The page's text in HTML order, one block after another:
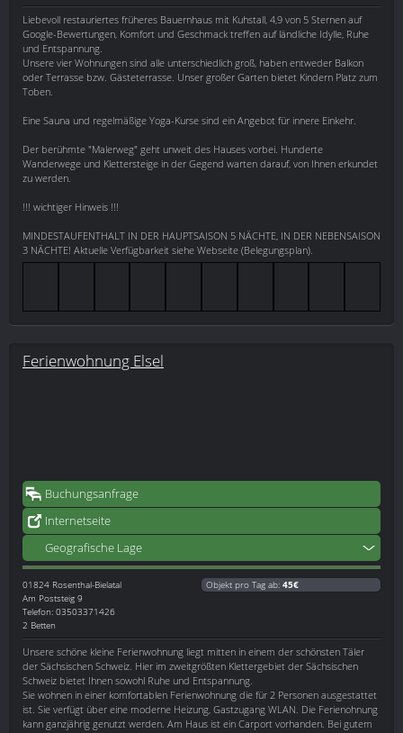
Liebevoll restauriertes früheres Bauernhaus mit Kuhstall, 4,9 von 5 Sternen auf
Google-Bewertungen, Komfort und Geschmack treffen auf ländliche Idylle, Ruhe
und Entspannung.
Unsere vier Wohnungen sind alle unterschiedlich groß, haben entweder Balkon
oder Terrasse bzw. Gästeterrasse. Unser großer Garten bietet Kindern Platz zum
Toben.
Eine Sauna und regelmäßige Yoga-Kurse sind ein Angebot für innere Einkehr.
Der berühmte "Malerweg" geht unweit des Hauses vorbei. Hunderte
Wanderwege und Klettersteige in der Gegend warten darauf, von Ihnen erkundet
zu werden.
!!! wichtiger Hinweis !!!
MINDESTAUFENTHALT IN DER HAUPTSAISON 5 NÄCHTE, IN DER NEBENSAISON
3 NÄCHTE! Aktuelle Verfügbarkeit siehe Webseite (Belegungsplan).
Ferienwohnung Elsel
Buchungsanfrage
Internetseite
Geografische Lage
01824 Rosenthal-Bielatal
Am Poststeig 9
Telefon: 03503371426
2 Betten
Objekt pro Tag ab: 45€
Unsere schöne kleine Ferienwohnung liegt mitten in einem der schönsten Täler
der Sächsischen Schweiz. Hier im zweitgrößten Klettergebiet der Sächsischen
Schweiz bietet Ihnen sowohl Ruhe und Entspannung.
Sie wohnen in einer komfortablen Ferienwohnung die für 2 Personen ausgestattet
ist. Sie verfügt über eine moderne Heizung, Gastzugang WLAN. Die Ferienohnung
kann ganzjährig genutzt werden. Am Haus ist ein Carport vorhanden. Bei gutem